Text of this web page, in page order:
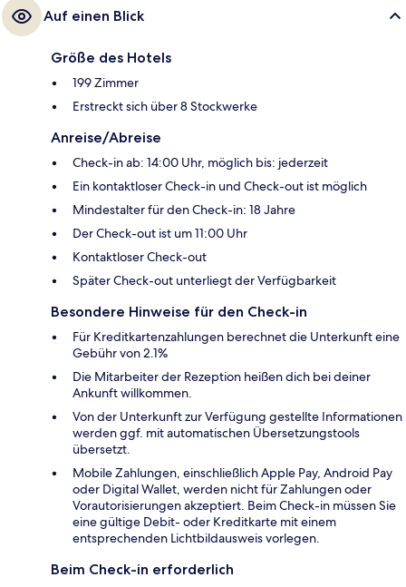
Auf einen Blick
Größe des Hotels
199 Zimmer
Erstreckt sich über 8 Stockwerke
Anreise/Abreise
Check-in ab: 14:00 Uhr, möglich bis: jederzeit
Ein kontaktloser Check-in und Check-out ist möglich
Mindestalter für den Check-in: 18 Jahre
Der Check-out ist um 11:00 Uhr
Kontaktloser Check-out
Später Check-out unterliegt der Verfügbarkeit
Besondere Hinweise für den Check-in
Für Kreditkartenzahlungen berechnet die Unterkunft eine
Gebühr von 2.1%
Die Mitarbeiter der Rezeption heißen dich bei deiner
Ankunft willkommen.
Von der Unterkunft zur Verfügung gestellte Informationen
werden ggf. mit automatischen Übersetzungstools
übersetzt.
Mobile Zahlungen, einschließlich Apple Pay, Android Pay
oder Digital Wallet, werden nicht für Zahlungen oder
Vorautorisierungen akzeptiert. Beim Check-in müssen Sie
eine gültige Debit- oder Kreditkarte mit einem
entsprechenden Lichtbildausweis vorlegen.
Beim Check-in erforderlich